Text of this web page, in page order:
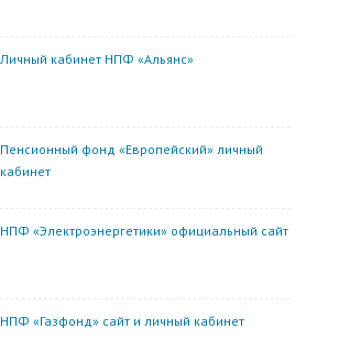
Личный кабинет НПФ «Альянс»
Пенсионный фонд «Европейский» личный
кабинет
НПФ «Электроэнергетики» официальный сайт
НПФ «Газфонд» сайт и личный кабинет